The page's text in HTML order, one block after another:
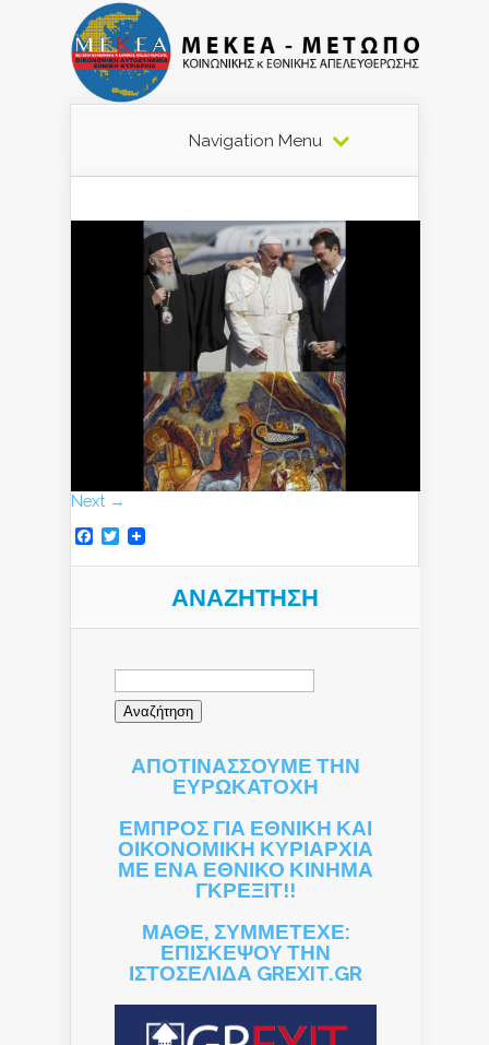
Navigation Menu
Next →
Facebook
Twitter
ΑΝΑΖΉΤΗΣΗ
Αναζήτηση
ΑΠΟΤΙΝΑΣΣΟΥΜΕ ΤΗΝ
ΕΥΡΩΚΑΤΟΧΗ
ΕΜΠΡΟΣ ΓΙΑ ΕΘΝΙΚΗ ΚΑΙ
ΟΙΚΟΝΟΜΙΚΗ ΚΥΡΙΑΡΧΙΑ
ΜΕ ΕΝΑ ΕΘΝΙΚΟ ΚΙΝΗΜΑ
ΓΚΡΕΞΙΤ!!
ΜΑΘΕ, ΣΥΜΜΕΤΕΧΕ:
ΕΠΙΣΚΕΨΟΥ ΤΗΝ
ΙΣΤΟΣΕΛΙΔΑ GREXIT.GR